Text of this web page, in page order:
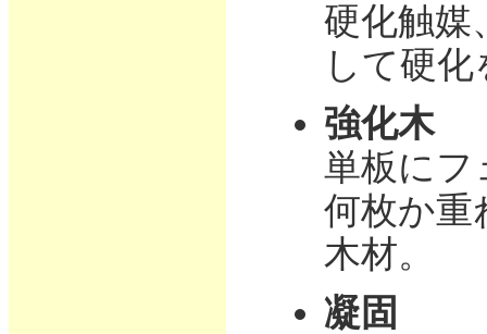
硬化触媒
して硬
強化木
単板にフ
何枚か重
木材。
凝固